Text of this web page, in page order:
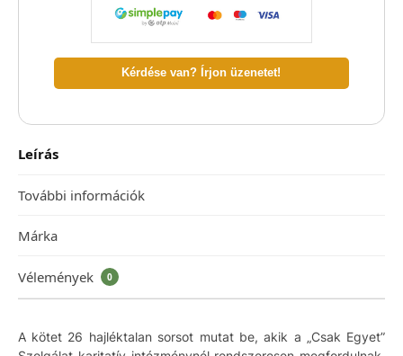
Kérdése van? Írjon üzenetet!
Leírás
További információk
Márka
Vélemények 0
A kötet 26 hajléktalan sorsot mutat be, akik a „Csak Egyet”